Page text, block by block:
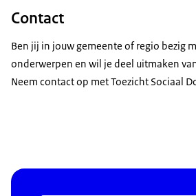
Contact
Ben jij in jouw gemeente of regio bezig
onderwerpen en wil je deel uitmaken
Neem contact op met Toezicht Sociaal